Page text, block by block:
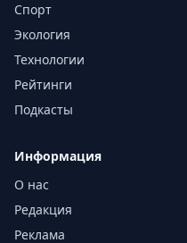
Спорт
Экология
Технологии
Рейтинги
Подкасты
Информация
О нас
Редакция
Реклама